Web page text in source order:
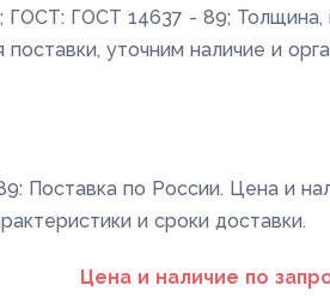
ГОСТ: ГОСТ 14637 - 89; Толщина,
уточним наличие и
Поставка по России. Цена и
и сроки доставки.
Цена и наличие по